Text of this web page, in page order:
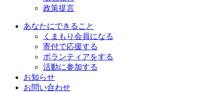
政策提言
あなたにできること
くまもり会員になる
寄付で応援する
ボランティアをする
活動に参加する
お知らせ
お問い合わせ